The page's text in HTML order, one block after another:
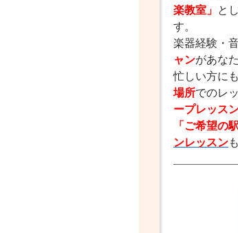
楽教室」 と
す。
楽器経験・
ャンがあな
忙しい方に
場所でのレ
ープレッス
「ご希望の
ンレッスン